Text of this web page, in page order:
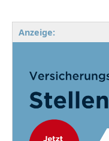
Anzeige: